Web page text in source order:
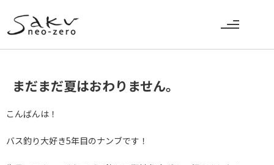
まだまだ夏はおわりません。
こんばんは！
バス釣り大好き5年目のナンブです！